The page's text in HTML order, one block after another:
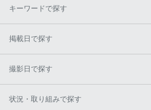
キーワードで探す
掲載日で探す
撮影日で探す
状況・取り組みで探す